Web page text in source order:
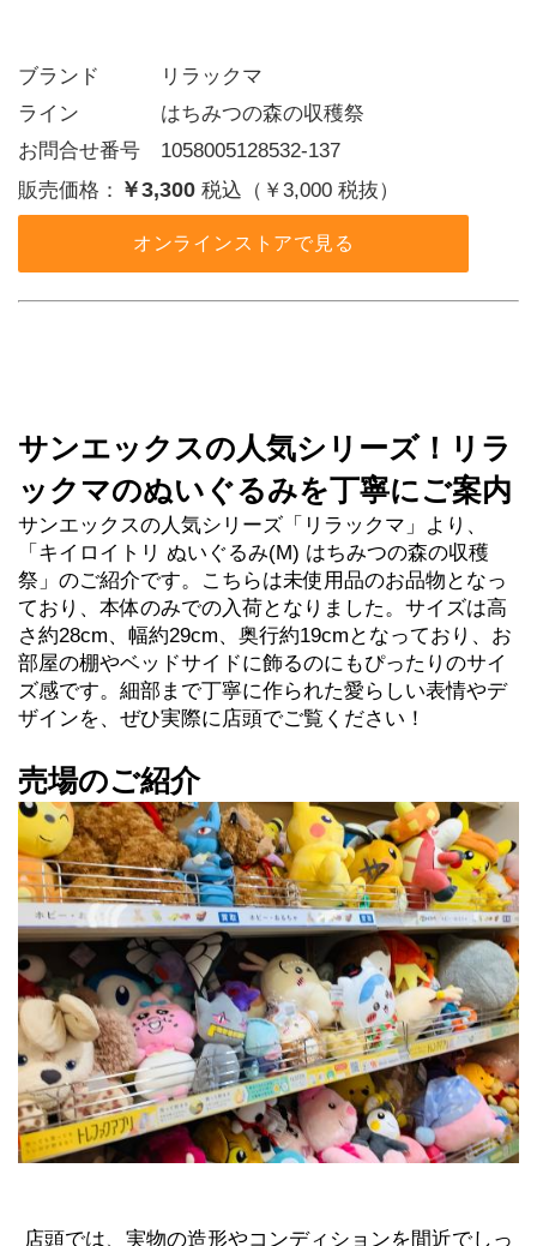
ブランド   リラックマ
ライン    はちみつの森の収穫祭
お問合せ番号 1058005128532-137
販売価格： ￥3,300 税込（￥3,000 税抜）
オンラインストアで見る
サンエックスの人気シリーズ！リラ
ックマのぬいぐるみを丁寧にご案内
サンエックスの人気シリーズ「リラックマ」より、
「キイロイトリ ぬいぐるみ(M) はちみつの森の収穫
祭」のご紹介です。こちらは未使用品のお品物となっ
ており、本体のみでの入荷となりました。サイズは高
さ約28cm、幅約29cm、奥行約19cmとなっており、お
部屋の棚やベッドサイドに飾るのにもぴったりのサイ
ズ感です。細部まで丁寧に作られた愛らしい表情やデ
ザインを、ぜひ実際に店頭でご覧ください！
売場のご紹介